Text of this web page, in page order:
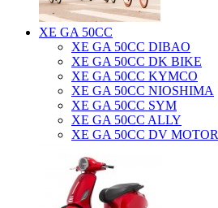
XE GA 50CC
XE GA 50CC DIBAO
XE GA 50CC DK BIKE
XE GA 50CC KYMCO
XE GA 50CC NIOSHIMA
XE GA 50CC SYM
XE GA 50CC ALLY
XE GA 50CC DV MOTOR